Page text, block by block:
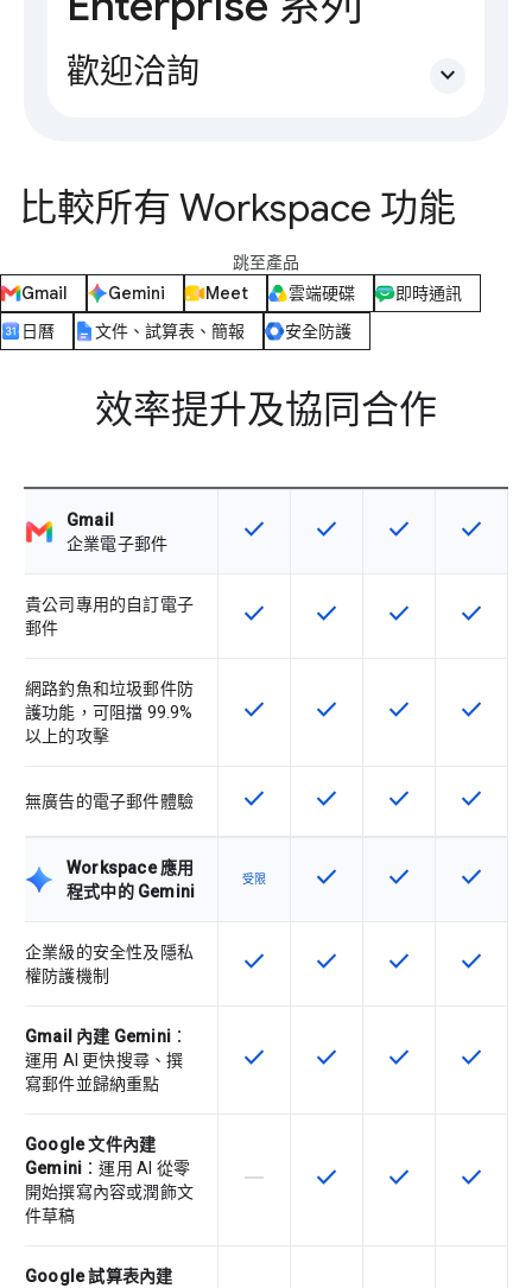
歡迎洽詢 expand_more
比較所有 Workspace 功能
跳至產品
Gmail
Gemini Meet 雲端硬碟
即時通訊
日曆
文件、試算表、簡報 安全防護
效率提升及協同合作
Gmail
企業電子郵件
這項功能適用於該 SKU
check 這項功能適用於該 SKU
check 這項功能適用於
check 這項功
check
貴公司專用的自訂電子
郵件
這項功能適用於該 SKU
check 這項功能適用於該 SKU
check 這項功能適用於
check 這項功
check
網路釣魚和垃圾郵件防
護功能，可阻擋 99.9%
以上的攻擊
這項功能適用於該 SKU
check 這項功能適用於該 SKU
check 這項功能適用於
check 這項功
check
無廣告的電子郵件體驗 這項功能適用於該 SKU
check 這項功能適用於該 SKU
check 這項功能適用於
check 這項功
check
Workspace 應用
程式中的 Gemini
受限 這項功能適用於該 SKU
check 這項功能適用於
check 這項功
check
企業級的安全性及隱私
權防護機制
這項功能適用於該 SKU
check 這項功能適用於該 SKU
check 這項功能適用於
check 這項功
check
Gmail 內建 Gemini ：
運用 AI 更快搜尋、撰
寫郵件並歸納重點
這項功能適用於該 SKU
check 這項功能適用於該 SKU
check 這項功能適用於
check 這項功
check
Google 文件內建
Gemini ：運用 AI 從零
開始撰寫內容或潤飾文
件草稿
這個 SKU 不支援這項功能
horizontal_rule 這項功能適用於該 SKU
check 這項功能適用於
check 這項功
check
Google 試算表內建